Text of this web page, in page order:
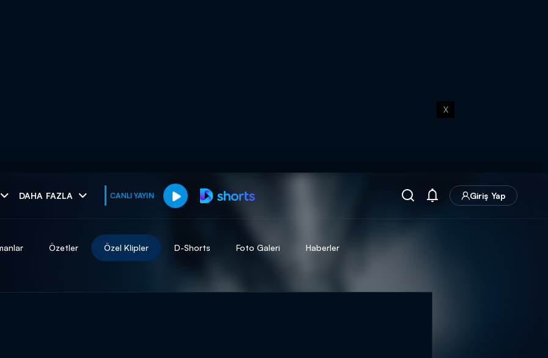
X
DAHA FAZLA CANLI YAYIN Giriş Yap
muhteşem ikili
Özetler Özel Klipler D-Shorts Foto Galeri Haberler